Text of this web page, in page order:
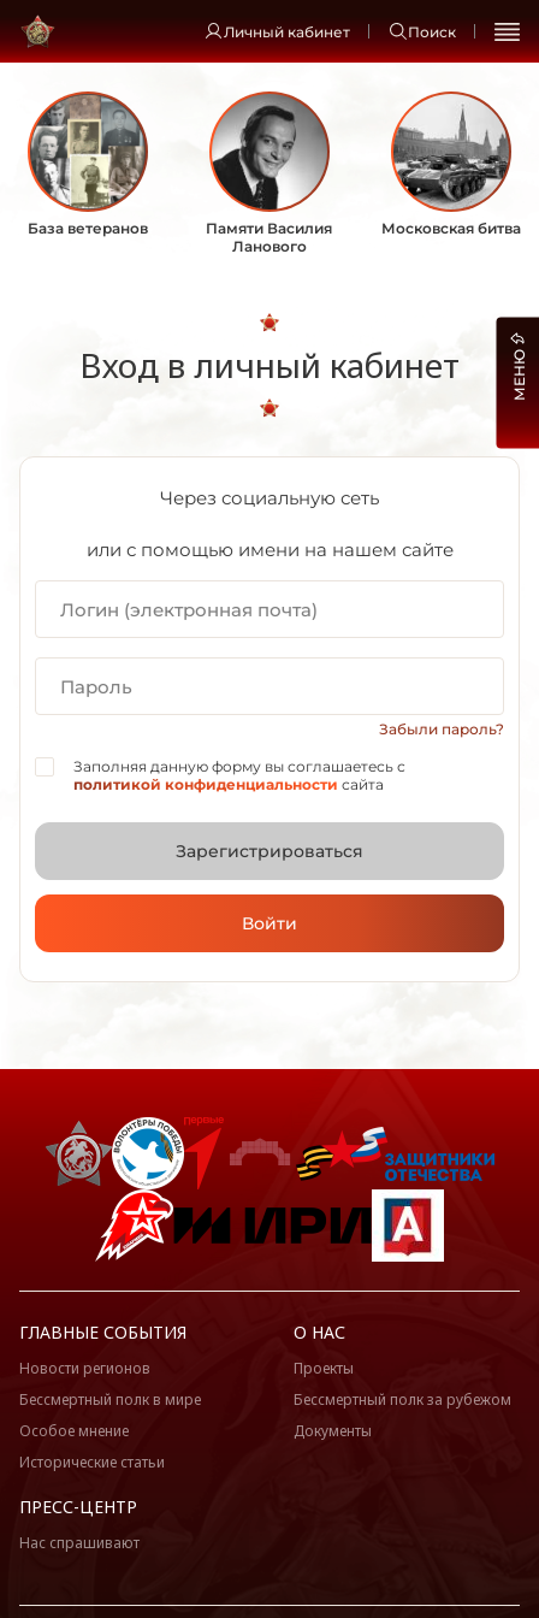
Личный кабинет Поиск
База ветеранов
Памяти Василия
Ланового
Московская битва
Вход в личный кабинет
Через социальную сеть
или с помощью имени на нашем сайте
Забыли пароль?
Заполняя данную форму вы соглашаетесь с
политикой конфиденциальности сайта
Зарегистрироваться
Войти
МЕНЮ
ГЛАВНЫЕ СОБЫТИЯ
Новости регионов
Бессмертный полк в мире
Особое мнение
Исторические статьи
О НАС
Проекты
Бессмертный полк за рубежом
Документы
ПРЕСС-ЦЕНТР
Нас спрашивают